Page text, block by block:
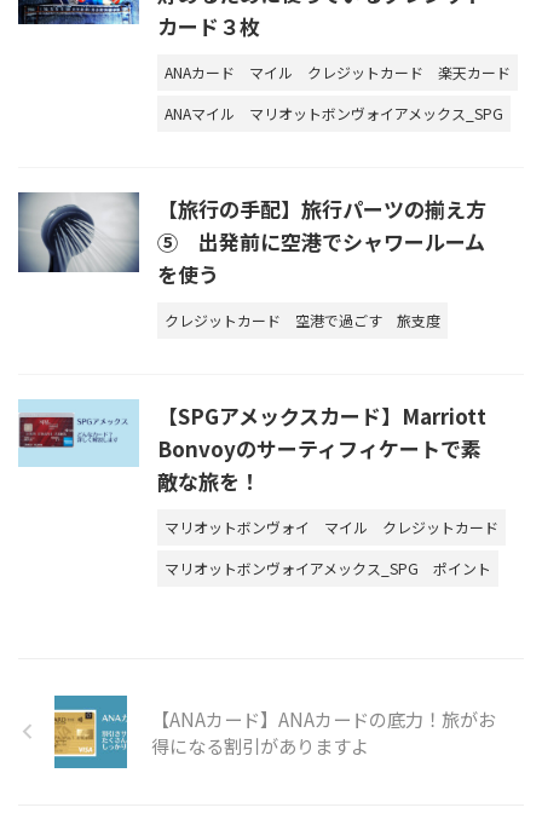
カード３枚
ANAカード マイル クレジットカード
楽天カード
ANAマイル
マリオットボンヴォイアメックス_SPG
【旅行の手配】旅行パーツの揃え方
⑤ 出発前に空港でシャワールーム
を使う
クレジットカード 空港で過ごす 旅支度
【SPGアメックスカード】Marriott
Bonvoyのサーティフィケートで素
敵な旅を！
マリオットボンヴォイ マイル
クレジットカード
マリオットボンヴォイアメックス_SPG
ポイント
【ANAカード】ANAカードの底力！旅がお
得になる割引がありますよ